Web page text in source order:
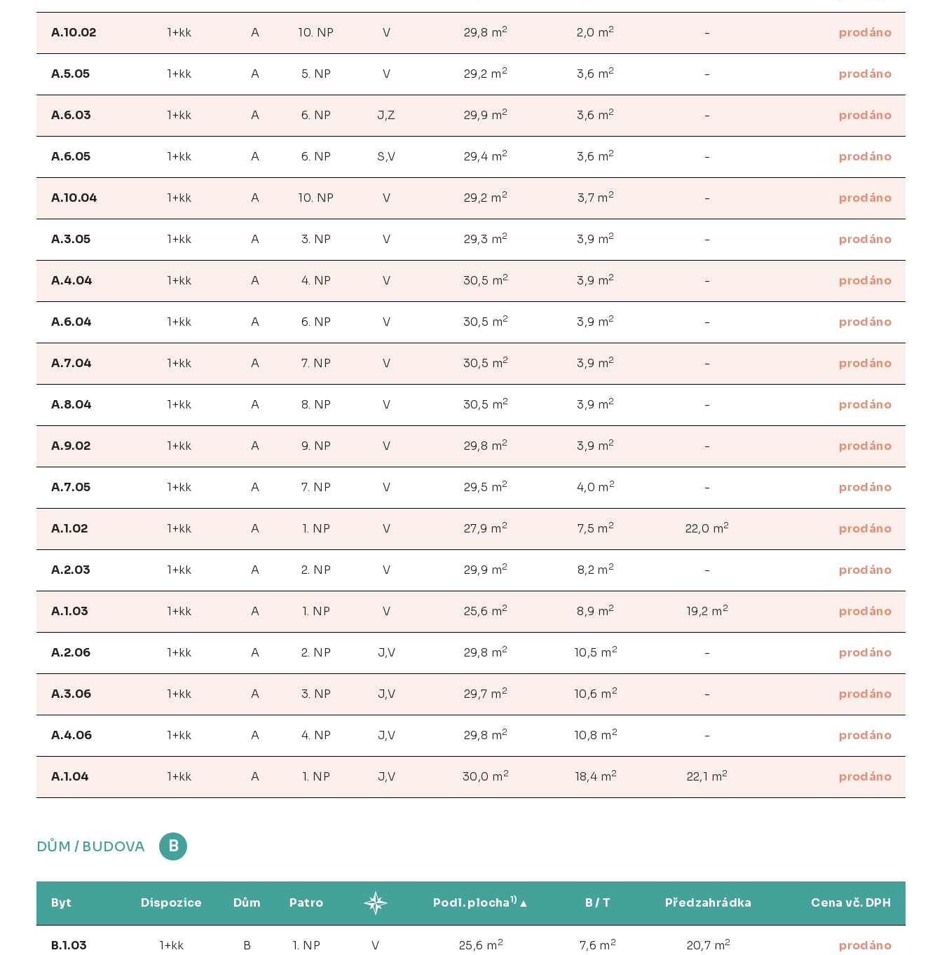
A.10.02 1+kk A 10. NP V 29,8 m2 2,0 m2 - prodáno
A.5.05 1+kk A 5. NP V 29,2 m 2 3,6 m2 - prodáno
A.6.03 1+kk A 6. NP J,Z 29,9 m2 3,6 m2 - prodáno
A.6.05 1+kk A 6. NP S,V 29,4 m2 3,6 m2 - prodáno
A.10.04 1+kk A 10. NP V 29,2 m 2 3,7 m 2 - prodáno
A.3.05 1+kk A 3. NP V 29,3 m2 3,9 m2 - prodáno
A.4.04 1+kk A 4. NP V 30,5 m2 3,9 m2 - prodáno
A.6.04 1+kk A 6. NP V 30,5 m2 3,9 m2 - prodáno
A.7.04 1+kk A 7. NP V 30,5 m2 3,9 m2 - prodáno
A.8.04 1+kk A 8. NP V 30,5 m2 3,9 m2 - prodáno
A.9.02 1+kk A 9. NP V 29,8 m2 3,9 m2 - prodáno
A.7.05 1+kk A 7. NP V 29,5 m2 4,0 m 2 - prodáno
A.1.02 1+kk A 1. NP V 27,9 m 2 7,5 m 2 22,0 m2 prodáno
A.2.03 1+kk A 2. NP V 29,9 m2 8,2 m 2 - prodáno
A.1.03 1+kk A 1. NP V 25,6 m2 8,9 m2 19,2 m 2 prodáno
A.2.06 1+kk A 2. NP J,V 29,8 m2 10,5 m 2 - prodáno
A.3.06 1+kk A 3. NP J,V 29,7 m 2 10,6 m 2 - prodáno
A.4.06 1+kk A 4. NP J,V 29,8 m2 10,8 m 2 - prodáno
A.1.04 1+kk A 1. NP J,V 30,0 m 2 18,4 m2 22,1 m2 prodáno
DŮM / BUDOVA B
Byt Dispozice Dům Patro Podl. plocha1) B / T Předzahrádka Cena vč. DPH
B.1.03 1+kk B 1. NP V 25,6 m 2 7,6 m 2 20,7 m2 prodáno